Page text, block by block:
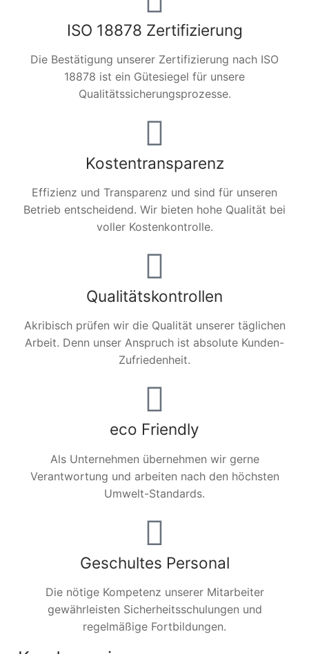
ISO 18878 Zertifizierung
Die Bestätigung unserer Zertifizierung nach ISO
18878 ist ein Gütesiegel für unsere
Qualitätssicherungsprozesse.
Kostentransparenz
Effizienz und Transparenz und sind für unseren
Betrieb entscheidend. Wir bieten hohe Qualität bei
voller Kostenkontrolle.
Qualitätskontrollen
Akribisch prüfen wir die Qualität unserer täglichen
Arbeit. Denn unser Anspruch ist absolute Kunden-
Zufriedenheit.
eco Friendly
Als Unternehmen übernehmen wir gerne
Verantwortung und arbeiten nach den höchsten
Umwelt-Standards.
Geschultes Personal
Die nötige Kompetenz unserer Mitarbeiter
gewährleisten Sicherheitsschulungen und
regelmäßige Fortbildungen.